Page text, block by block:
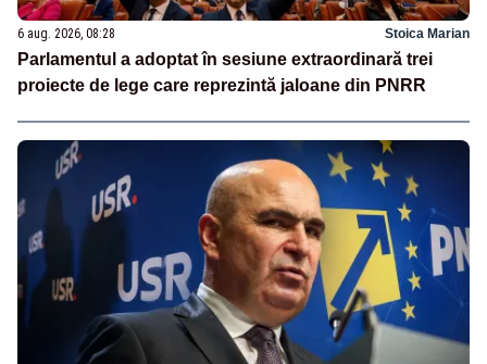
6 aug. 2026, 08:28 Stoica Marian
Parlamentul a adoptat în sesiune extraordinară trei
proiecte de lege care reprezintă jaloane din PNRR